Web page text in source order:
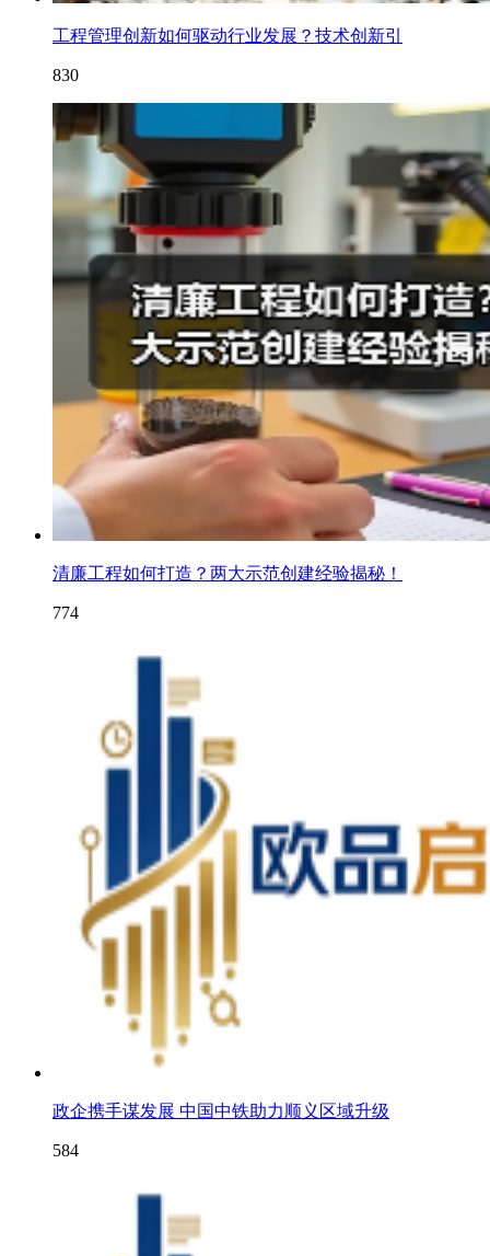
工程管理创新如何驱动行业发展？技术创新引
830
清廉工程如何打造？两大示范创建经验揭秘！
774
政企携手谋发展 中国中铁助力顺义区域升级
584